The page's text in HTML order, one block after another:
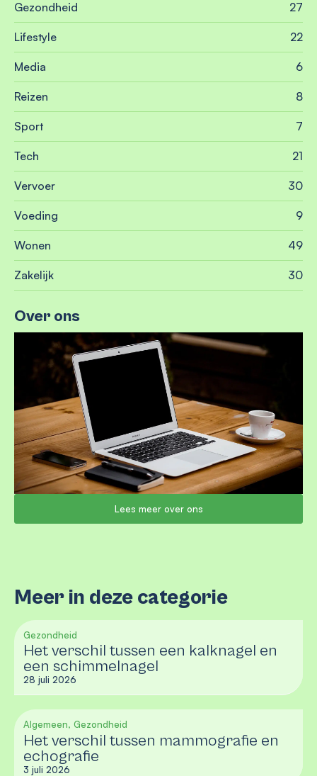
Gezondheid 27
Lifestyle 22
Media 6
Reizen 8
Sport 7
Tech 21
Vervoer 30
Voeding 9
Wonen 49
Zakelijk 30
Over ons
Lees meer over ons
Meer in deze categorie
Gezondheid
Het verschil tussen een kalknagel en
een schimmelnagel
28 juli 2026
Algemeen, Gezondheid
Het verschil tussen mammografie en
echografie
3 juli 2026